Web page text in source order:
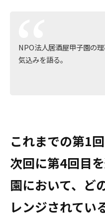
NPO法人居酒屋甲子園の
気込みを語る。
これまでの第1
次回に第4回目
園において、ど
レンジされてい